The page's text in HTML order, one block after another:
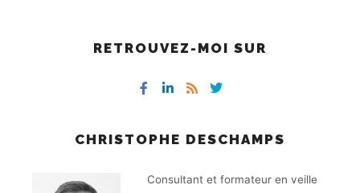
RETROUVEZ-MOI SUR
CHRISTOPHE DESCHAMPS
Consultant et formateur en veille